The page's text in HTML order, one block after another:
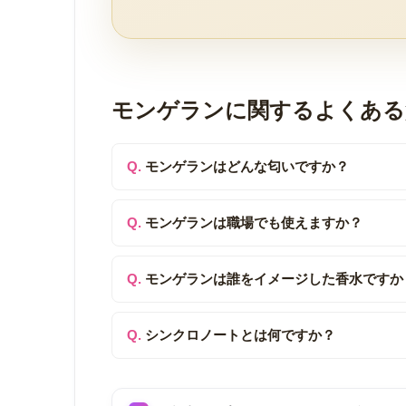
モンゲランに関するよくあ
モンゲランはどんな匂いですか？
モンゲランは職場でも使えますか？
モンゲランは誰をイメージした香水ですか
シンクロノートとは何ですか？